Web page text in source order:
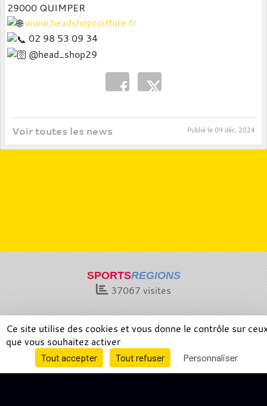
29000 QUIMPER
www.headshopcoiffure.fr
02 98 53 09 34
@head_shop29
Voir toutes les news Publié le 09 déc. 2024
SPORTSREGIONS
37067visites
Charte cookies
Gestion des cookies
Informations légales
Signaler un contenu inapproprié
Envie de participer ? Connexion
Ce site utilise des cookies et vous donne le contrôle sur
que vous souhaitez activer
Tout accepter Tout refuser Personnaliser